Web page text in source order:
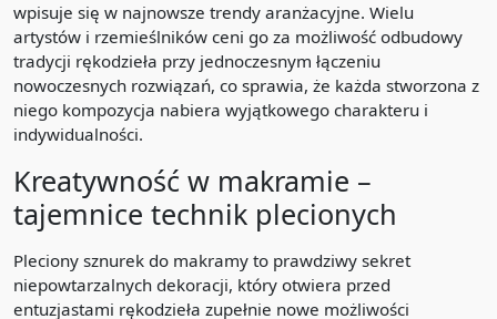
wpisuje się w najnowsze trendy aranżacyjne. Wielu
artystów i rzemieślników ceni go za możliwość odbudowy
tradycji rękodzieła przy jednoczesnym łączeniu
nowoczesnych rozwiązań, co sprawia, że każda stworzona z
niego kompozycja nabiera wyjątkowego charakteru i
indywidualności.
Kreatywność w makramie –
tajemnice technik plecionych
Pleciony sznurek do makramy to prawdziwy sekret
niepowtarzalnych dekoracji, który otwiera przed
entuzjastami rękodzieła zupełnie nowe możliwości